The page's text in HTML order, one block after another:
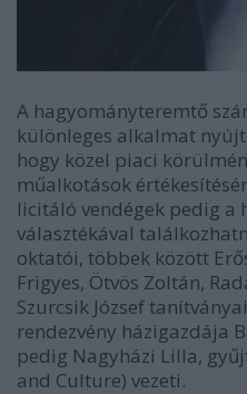
A hagyományteremtő
különleges alkalmat
hogy közel piaci
műalkotások
licitáló vendégek pedig a
választékával
oktatói, többek között
Frigyes, Ötvös Zoltán,
Szurcsik József
rendezvény házigazdája
pedig Nagyházi Lilla,
and Culture) vezeti.